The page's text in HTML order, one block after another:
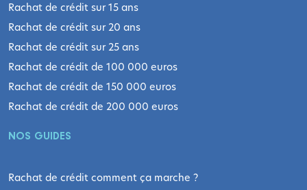
Rachat de crédit sur 15 ans
Rachat de crédit sur 20 ans
Rachat de crédit sur 25 ans
Rachat de crédit de 100 000 euros
Rachat de crédit de 150 000 euros
Rachat de crédit de 200 000 euros
NOS GUIDES
Rachat de crédit comment ça marche ?